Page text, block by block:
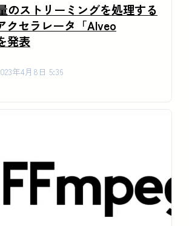
のストリーミングを処理する
クセラレータ「Alveo
発表
年4月8日 5:36